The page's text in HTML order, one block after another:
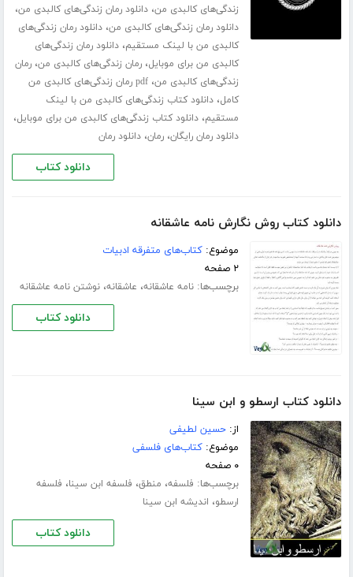
زندگی‌های کالبدی من،دانلود رمان زندگی‌های کالبدی من،
دانلود رمان زندگی‌های کالبدی من،دانلود رمان زندگی‌های
کالبدی من با لینک مستقیم،دانلود رمان زندگی‌های
کالبدی من برای موبایل،رمان زندگی‌های کالبدی من،رمان
زندگی‌های کالبدی من،
pdf رمان زندگی‌های کالبدی من
کامل،دانلود کتاب زندگی‌های کالبدی من با لینک
مستقیم،دانلود کتاب زندگی‌های کالبدی من برای موبایل،
دانلود رمان رایگان،رمان،دانلود رمان
دانلود کتاب
دانلود کتاب روش نگارش نامه عاشقانه
موضوع:کتاب‌های متفرقه ادبیات
۲ صفحه
برچسب‌ها:نامه عاشقانه، عاشقانه،نوشتن نامه عاشقانه
دانلود کتاب
دانلود کتاب ارسطو و ابن سینا
از:حسین لطیفى
موضوع:کتاب‌های فلسفی
۰ صفحه
برچسب‌ها: فلسفه، منطق، فلسفه ابن سینا، فلسفه
ارسطو، اندیشه ابن سینا
دانلود کتاب